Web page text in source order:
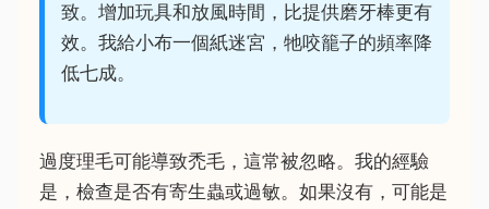
致。增加玩具和放風時間，比提供磨牙棒更有
效。我給小布一個紙迷宮，牠咬籠子的頻率降
低七成。
過度理毛可能導致禿毛，這常被忽略。我的經驗
是，檢查是否有寄生蟲或過敏。如果沒有，可能是